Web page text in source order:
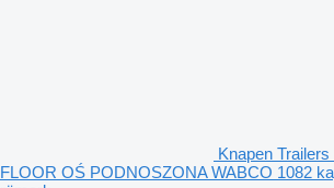
Knapen
FLOOR OŚ PODNOSZONA WABCO 1082